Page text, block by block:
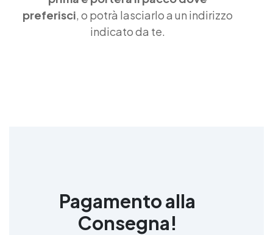
preferisci, o potrà lasciarlo a un indirizzo
indicato da te.
Pagamento alla
Consegna!